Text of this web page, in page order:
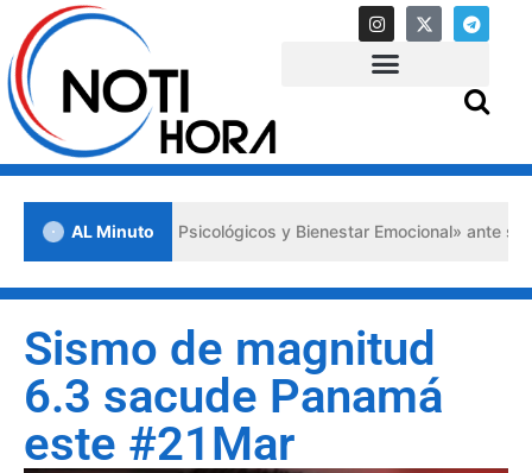
AL Minuto
Auxilios Psicológicos y Bienestar Emocional» ante situaciones
Sismo de magnitud
6.3 sacude Panamá
este #21Mar